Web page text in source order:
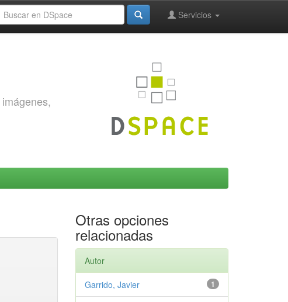
Servicios
Otras opciones
relacionadas
Autor
1
Garrido, Javier